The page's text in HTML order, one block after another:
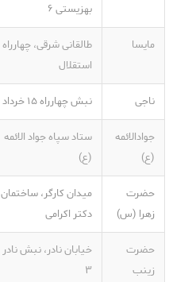
بهزیستی ۶
مایسا
طالقانی شرقی، چهارراه
استقلال
ناجی نبش چهارراه ۱۵ خرداد
جوادالائمه
(ع)
ستاد سپاه جواد الائمه
(ع)
حضرت
زهرا (س)
میدان کارگر، ساختمان
دکتر اکرامی
حضرت
زینب
خیابان نادر، نبش نادر
۳